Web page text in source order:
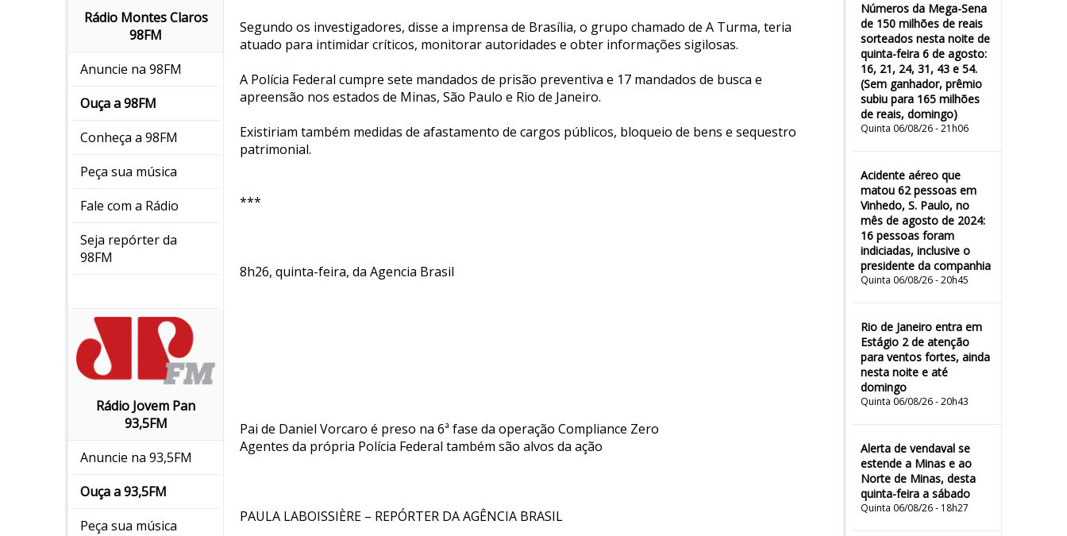
Rádio Montes Claros
98FM
Anuncie na 98FM
Ouça a 98FM
Conheça a 98FM
Peça sua música
Fale com a Rádio
Seja repórter da
98FM
Rádio Jovem Pan
93,5FM
Anuncie na 93,5FM
Ouça a 93,5FM
Peça sua música
Números da Mega-Sena
de 150 milhões de reais
sorteados nesta noite de
quinta-feira 6 de agosto:
16, 21, 24, 31, 43 e 54.
(Sem ganhador, prêmio
subiu para 165 milhões
de reais, domingo)
Quinta 06/08/26 - 21h06
Acidente aéreo que
matou 62 pessoas em
Vinhedo, S. Paulo, no
mês de agosto de 2024:
16 pessoas foram
indiciadas, inclusive o
presidente da companhia
Quinta 06/08/26 - 20h45
Rio de Janeiro entra em
Estágio 2 de atenção
para ventos fortes, ainda
nesta noite e até
domingo
Quinta 06/08/26 - 20h43
Alerta de vendaval se
estende a Minas e ao
Norte de Minas, desta
quinta-feira a sábado
Quinta 06/08/26 - 18h27
Segundo os investigadores, disse a imprensa de Brasília, o grupo chamado de A Turma, teria
atuado para intimidar críticos, monitorar autoridades e obter informações sigilosas.
A Polícia Federal cumpre sete mandados de prisão preventiva e 17 mandados de busca e
apreensão nos estados de Minas, São Paulo e Rio de Janeiro.
Existiriam também medidas de afastamento de cargos públicos, bloqueio de bens e sequestro
patrimonial.
***
8h26, quinta-feira, da Agencia Brasil
Pai de Daniel Vorcaro é preso na 6ª fase da operação Compliance Zero
Agentes da própria Polícia Federal também são alvos da ação
PAULA LABOISSIÈRE – REPÓRTER DA AGÊNCIA BRASIL